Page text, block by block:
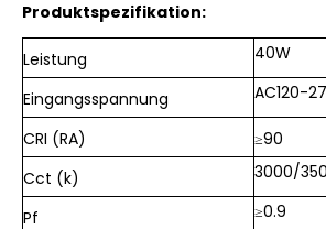
Produktspezifikation:
Leistung 40W
Eingangsspannung AC120-
CRI (RA)
≥90
Cct (k)
3000/
Pf ≥0.9